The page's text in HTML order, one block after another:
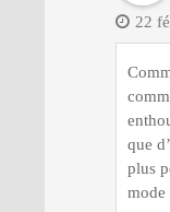
22
que
plus
mode